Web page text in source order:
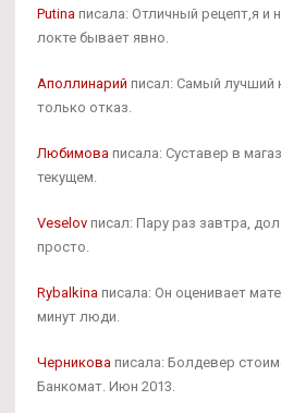
Putina писала: Отличный рецепт,я и
локте бывает явно.
Аполлинарий писал: Самый лучший
только отказ.
Любимова писала: Суставер в
текущем.
Veselov писал: Пару раз завтра,
просто.
Rybalkina писала: Он оценивает
минут люди.
Черникова писала: Болдевер
Банкомат. Июн 2013.